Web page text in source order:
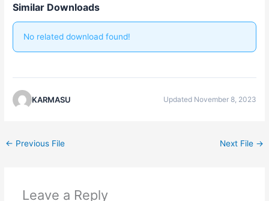
Similar Downloads
No related download found!
KARMASU Updated November 8, 2023
← Previous File Next File →
Leave a Reply